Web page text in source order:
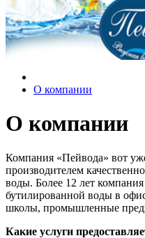
О компании
О компании
Компания «Пейвода» вот
производителем
воды. Более 12 лет компания
бутилированной воды в
школы, промышленные
Какие услуги